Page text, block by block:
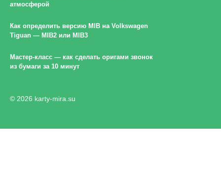
атмосферой
Как определить версию MIB на Volkswagen
Tiguan — MIB2 или MIB3
Мастер-класс — как сделать оригами звонок
из бумаги за 10 минут
© 2026 karty-mira.su